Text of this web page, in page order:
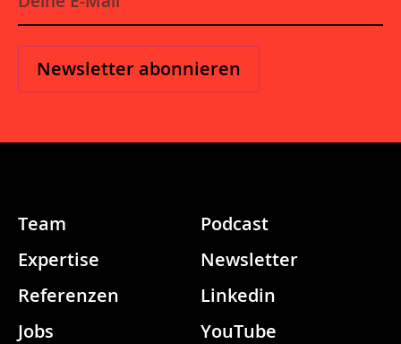
Mail
*
Team
Expertise
Referenzen
Jobs
Podcast
Newsletter
Linkedin
YouTube